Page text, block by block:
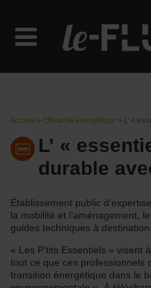
Accueil > Efficacité énergétique > L’ «
L’ «
durable
Établissement public
la mobilité et l’aménagement,
guides techniques à
« Les P’tits Essentiels » visent
tout ce que ces professionnels
transition énergétique dans le